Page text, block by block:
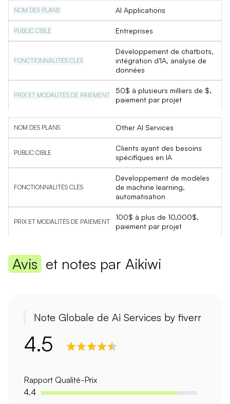
AI Applications
Entreprises
Développement de chatbots,
intégration d’IA, analyse de
données
50$ à plusieurs milliers de $,
paiement par projet
Other AI Services
Clients ayant des besoins
spécifiques en IA
Développement de modèles
de machine learning,
automatisation
100$ à plus de 10,000$,
paiement par projet
Avis et notes par Aikiwi
Note Globale de Ai Services by fiverr
4.5
Rapport Qualité-Prix
4.4